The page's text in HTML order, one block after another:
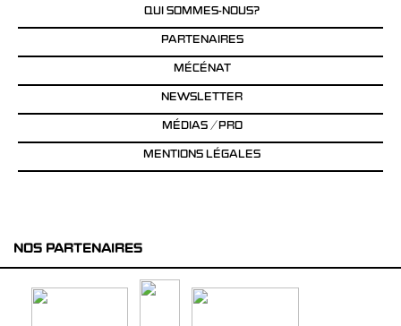
QUI SOMMES-NOUS?
PARTENAIRES
MÉCÉNAT
NEWSLETTER
MÉDIAS / PRO
MENTIONS LÉGALES
NOS PARTENAIRES